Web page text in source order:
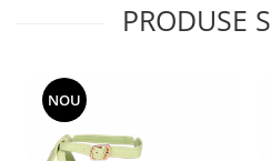
PRODUSE
NOU